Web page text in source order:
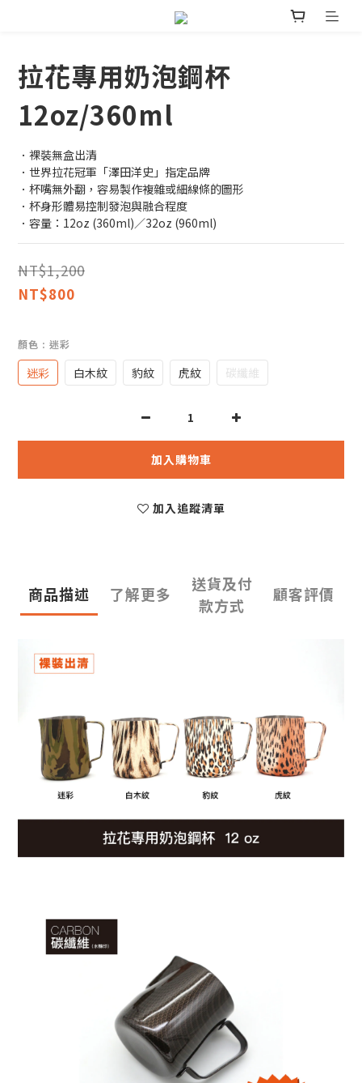
拉花專用奶泡鋼杯
12oz/360ml
．裸裝無盒出清
．世界拉花冠軍「澤田洋史」指定品牌
．杯嘴無外翻，容易製作複雜或細線條的圖形
．杯身形體易控制發泡與融合程度
．容量：12oz (360ml)／32oz (960ml)
NT$1,200
NT$800
顏色 : 迷彩
迷彩 白木紋 豹紋 虎紋 碳纖維
加入購物車
加入追蹤清單
商品描述 了解更多
送貨及付
款方式
顧客評價